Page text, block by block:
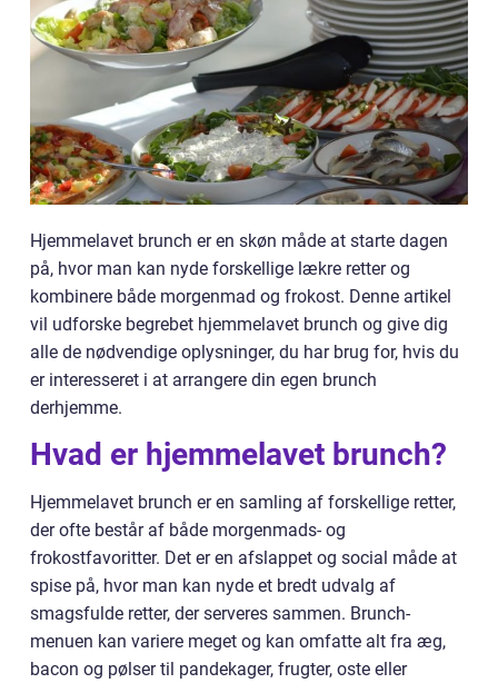
Hjemmelavet brunch er en skøn måde at starte dagen
på, hvor man kan nyde forskellige lækre retter og
kombinere både morgenmad og frokost. Denne artikel
vil udforske begrebet hjemmelavet brunch og give dig
alle de nødvendige oplysninger, du har brug for, hvis du
er interesseret i at arrangere din egen brunch
derhjemme.
Hvad er hjemmelavet brunch?
Hjemmelavet brunch er en samling af forskellige retter,
der ofte består af både morgenmads- og
frokostfavoritter. Det er en afslappet og social måde at
spise på, hvor man kan nyde et bredt udvalg af
smagsfulde retter, der serveres sammen. Brunch-
menuen kan variere meget og kan omfatte alt fra æg,
bacon og pølser til pandekager, frugter, oste eller